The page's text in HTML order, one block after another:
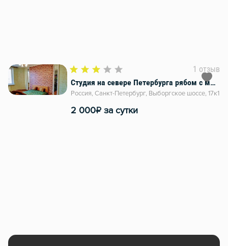
1 отзыв
Студия на севере Петербурга рябом с метро
Россия, Санкт-Петербург, Выборгское шоссе, 17к1
2 000₽ за сутки